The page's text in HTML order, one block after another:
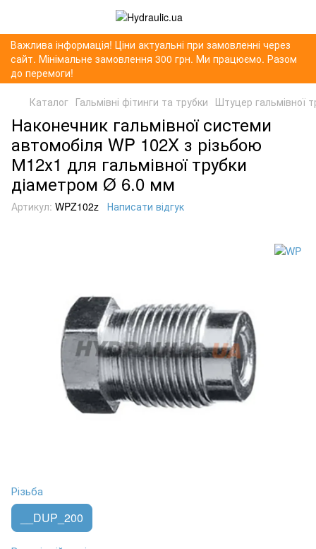
Важлива інформація! Ціни актуальні при замовленні через
сайт. Мінімальне замовлення 300 грн. Ми працюємо. Разом
до перемоги!
Каталог Гальмівні фітинги та трубки Штуцер гальмівної
Наконечник гальмівної системи
автомобіля WP 102X з різьбою
М12х1 для гальмівної трубки
діаметром Ø 6.0 мм
Артикул: WPZ102z Написати відгук
Різьба
__DUP_200